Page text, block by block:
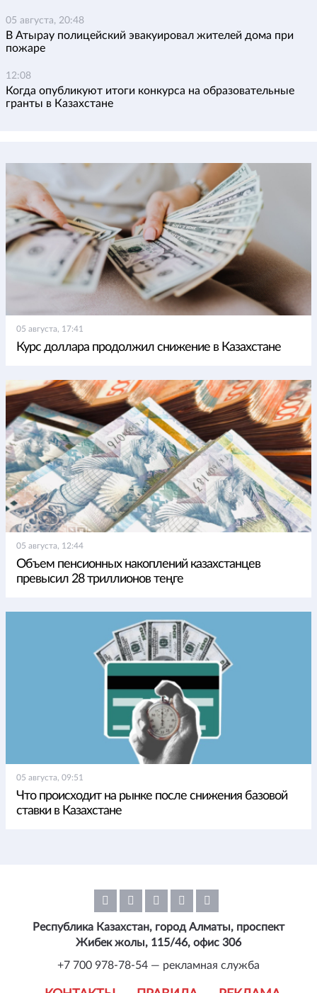
05 августа, 20:48
В Атырау полицейский эвакуировал жителей дома при
пожаре
12:08
Когда опубликуют итоги конкурса на образовательные
гранты в Казахстане
05 августа, 17:41
Курс доллара продолжил снижение в Казахстане
05 августа, 12:44
Объем пенсионных накоплений казахстанцев
превысил 28 триллионов теңге
05 августа, 09:51
Что происходит на рынке после снижения базовой
ставки в Казахстане
Республика Казахстан, город Алматы, проспект
Жибек жолы, 115/46, офис 306
+7 700 978-78-54 — рекламная служба